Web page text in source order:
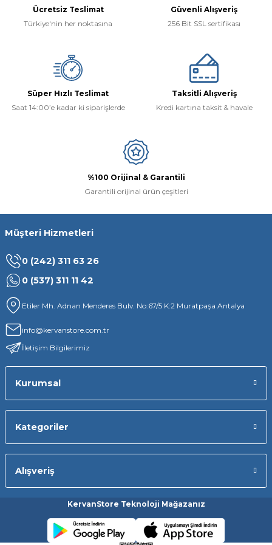
Ücretsiz Teslimat
Türkiye'nin her noktasına
Güvenli Alışveriş
256 Bit SSL sertifikası
Süper Hızlı Teslimat
Saat 14:00’e kadar ki siparişlerde
Taksitli Alışveriş
Kredi kartına taksit & havale
%100 Orijinal & Garantili
Garantili orijinal ürün çeşitleri
Müşteri Hizmetleri
0 (242) 311 63 26
0 (537) 311 11 42
Etiler Mh. Adnan Menderes Bulv. No:67/5 K:2 Muratpaşa Antalya
info@kervanstore.com.tr
İletişim Bilgilerimiz
Kurumsal
Kategoriler
Alışveriş
KervanStore Teknoloji Mağazanız